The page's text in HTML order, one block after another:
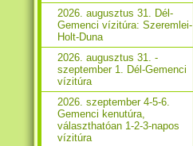
2026. augusztus 31. Dél-
Gemenci vízitúra: Szeremlei-
Holt-Duna
2026. augusztus 31. -
szeptember 1. Dél-Gemenci
vízitúra
2026. szeptember 4-5-6.
Gemenci kenutúra,
választhatóan 1-2-3-napos
vízitúra